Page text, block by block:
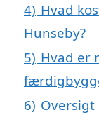
4) Hvad
Hunseby?
5) Hvad er
6) Oversigt